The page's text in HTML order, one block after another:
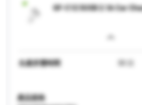
GF-C12 3USB 2.1A Car
生產所需時間 30 日
產品規格